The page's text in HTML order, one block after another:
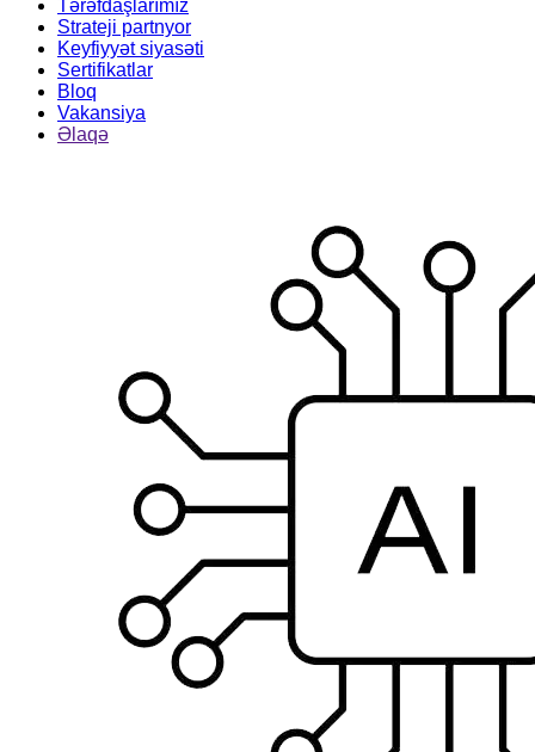
Tərəfdaşlarımız
Strateji partnyor
Keyfiyyət siyasəti
Sertifikatlar
Bloq
Vakansiya
Əlaqə